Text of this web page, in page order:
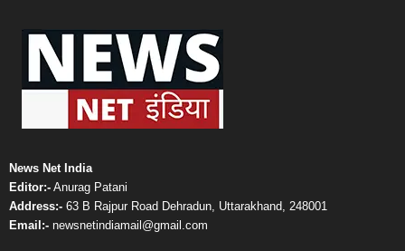
News Net India
Editor:- Anurag Patani
Address:- 63 B Rajpur Road Dehradun, Uttarakhand, 248001
Email:- newsnetindiamail@gmail.com